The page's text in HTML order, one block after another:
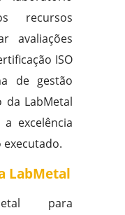
recursos
avaliações
ISO
de gestão
da LabMetal
excelência
executado.
LabMetal
para